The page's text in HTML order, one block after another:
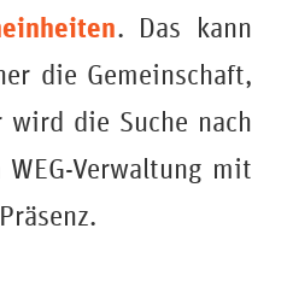
. Das kann
die Gemeinschaft,
die Suche nach
Verwaltung mit